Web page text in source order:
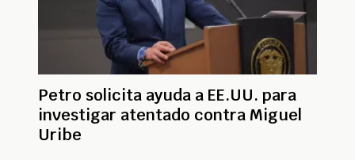
Petro solicita ayuda a EE.UU. para
investigar atentado contra Miguel
Uribe